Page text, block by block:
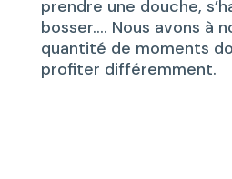
prendre une douche,
bosser…. Nous avons à
quantité de moments
profiter différemment.